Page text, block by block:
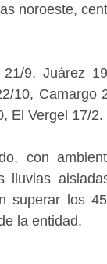
noroeste,
9, Juárez
10, Camargo
El Vergel 17/2.
con
lluvias
superar los
la entidad.